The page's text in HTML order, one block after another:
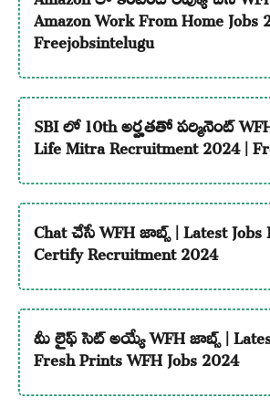
Amazon Work From Home Jobs
Freejobsintelugu
SBI లో 10th అర్హతతో పర్మినెంట్
Life Mitra Recruitment 2024 |
Chat చేసే WFH జాబ్స్ | Latest Jobs
Certify Recruitment 2024
మీ లైఫ్ సెట్ అయ్యే WFH జాబ్స్ |
Fresh Prints WFH Jobs 2024